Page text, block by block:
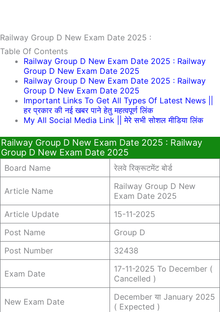
Railway Group D New Exam Date 2025 :
Table Of Contents
Railway Group D New Exam Date 2025 : Railway
Group D New Exam Date 2025
Railway Group D New Exam Date 2025 : Railway
Group D New Exam Date 2025
Important Links To Get All Types Of Latest News ||
हर प्रकार की नई खबर पाने हेतु महत्वपूर्ण लिंक
My All Social Media Link || मेरे सभी सोशल मीडिया लिंक
Railway Group D New Exam Date 2025 : Railway
Group D New Exam Date 2025
Board Name रेलवे रिक्रूटमेंट बोर्ड
Article Name
Railway Group D New
Exam Date 2025
Article Update
15-11-2025
Post Name
Group D
Post Number
32438
Exam Date
17-11-2025 To December (
Cancelled )
New Exam Date
December या January 2025
( Expected )